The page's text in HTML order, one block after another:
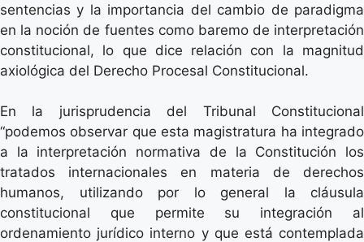
sentencias y la importancia del cambio de paradigma
en la noción de fuentes como baremo de interpretación
constitucional, lo que dice relación con la magnitud
axiológica del Derecho Procesal Constitucional.
En la jurisprudencia del Tribunal Constitucional
“podemos observar que esta magistratura ha integrado
a la interpretación normativa de la Constitución los
tratados internacionales en materia de derechos
humanos, utilizando por lo general la cláusula
constitucional que permite su integración al
ordenamiento jurídico interno y que está contemplada